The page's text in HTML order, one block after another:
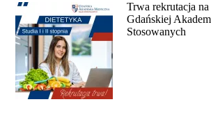
Trwa rekrutacja
Gdańskiej
Stosowanych